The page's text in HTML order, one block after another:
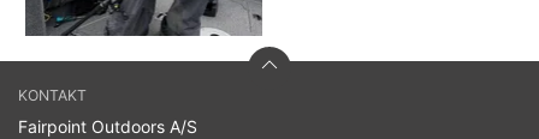
KONTAKT
Fairpoint Outdoors A/S